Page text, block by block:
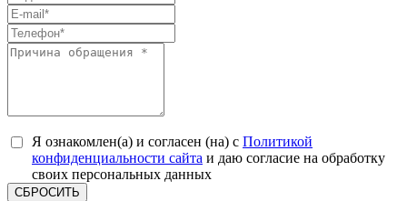
Я ознакомлен(а) и согласен (на) с Политикой
конфиденциальности сайта и даю согласие на обработку
своих персональных данных
СБРОСИТЬ